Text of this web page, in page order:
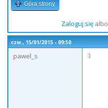
Góra strony
Zaloguj sięalbo
czw., 15/01/2015 - 09:50
pawel_s
:)